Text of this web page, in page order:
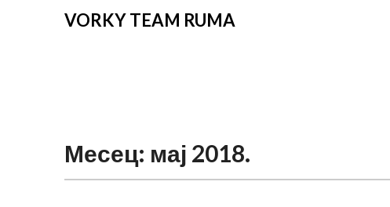
VORKY TEAM RUMA
Месец: мај 2018.